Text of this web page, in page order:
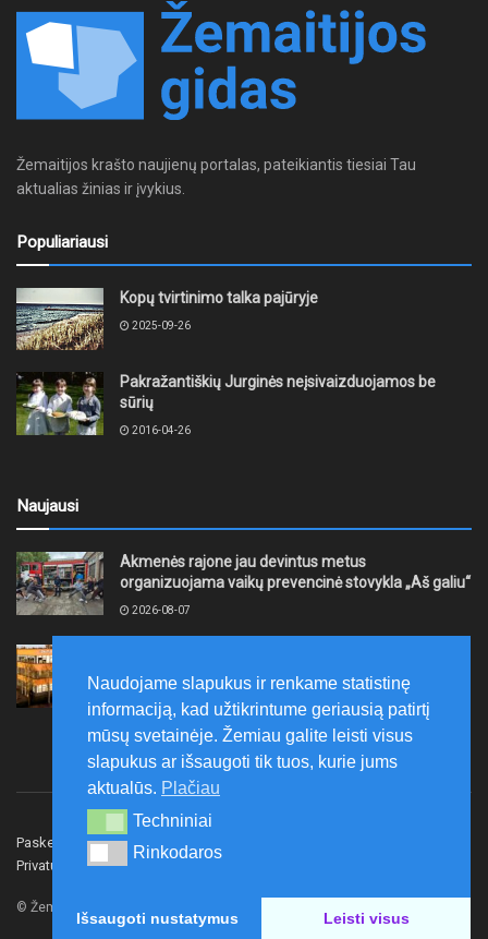
Žemaitijos krašto naujienų portalas, pateikiantis tiesiai Tau
aktualias žinias ir įvykius.
Populiariausi
Kopų tvirtinimo talka pajūryje
2025-09-26
Pakražantiškių Jurginės neįsivaizduojamos be
sūrių
2016-04-26
Naujausi
Akmenės rajone jau devintus metus
organizuojama vaikų prevencinė stovykla „Aš galiu“
2026-08-07
smulkiojo ir vidutinio verslo subjektų kūrimąsi
2026-08-07
Paskelbk naujieną Rašyti redakcijai
Privatumo politika
© Žemaitijos gidas.
Naudojame slapukus ir renkame statistinę
informaciją, kad užtikrintume geriausią patirtį
mūsų svetainėje. Žemiau galite leisti visus
slapukus ar išsaugoti tik tuos, kurie jums
aktualūs. Plačiau
Techniniai
Techniniai
Rinkodaros
Rinkodaros
Išsaugoti nustatymus Leisti visus